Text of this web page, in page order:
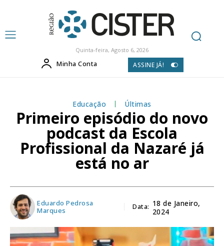
Quinta-feira, Agosto 6, 2026
Minha Conta ASSINE JÁ!
Educação Últimas
Primeiro episódio do novo
podcast da Escola
Profissional da Nazaré já
está no ar
Eduardo Pedrosa
Marques
Data: 18 de Janeiro,
2024